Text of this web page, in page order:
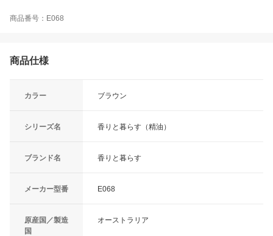
商品番号：E068
商品仕様
カラー ブラウン
シリーズ名 香りと暮らす（精油）
ブランド名 香りと暮らす
メーカー型番 E068
原産国／製造
国
オーストラリア